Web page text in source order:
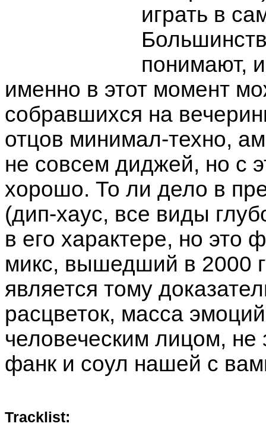
играть в
понимают,
именно в этот момент
собравшихся на
отцов минимал-техно,
не совсем диджей, но с
хорошо. То ли дело в
(дип-хаус, все виды
в его характере, но это
микс, вышедший в 2000
является тому
расцветок, масса
человеческим лицом, не
фанк и соул нашей с
Tracklist: